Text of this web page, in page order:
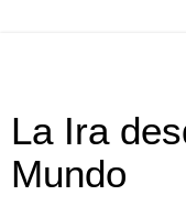
La Ira
Mundo